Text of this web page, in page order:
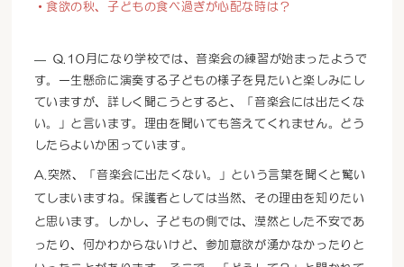
・食欲の秋、子どもの食べ過ぎが心配な時は？
Q.10月になり学校では、音楽会の練習が始まったようで
す。一生懸命に演奏する子どもの様子を見たいと楽しみにし
ていますが、詳しく聞こうとすると、「音楽会には出たくな
い。」と言います。理由を聞いても答えてくれません。どう
したらよいか困っています。
A.突然、「音楽会に出たくない。」という言葉を聞くと驚い
てしまいますね。保護者としては当然、その理由を知りたい
と思います。しかし、子どもの側では、漠然とした不安であ
ったり、何かわからないけど、参加意欲が湧かなかったりと